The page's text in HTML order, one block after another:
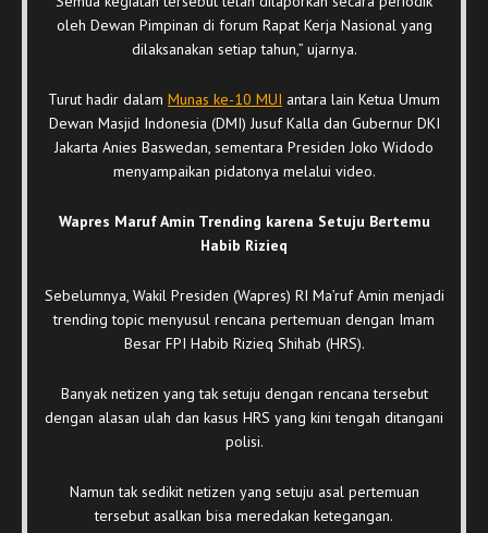
oleh Dewan Pimpinan di forum Rapat Kerja Nasional yang
dilaksanakan setiap tahun,” ujarnya.
Turut hadir dalam Munas ke-10 MUI antara lain Ketua Umum
Dewan Masjid Indonesia (DMI) Jusuf Kalla dan Gubernur DKI
Jakarta Anies Baswedan, sementara Presiden Joko Widodo
menyampaikan pidatonya melalui video.
Wapres Maruf Amin Trending karena Setuju Bertemu
Habib Rizieq
Sebelumnya, Wakil Presiden (Wapres) RI Ma’ruf Amin menjadi
trending topic menyusul rencana pertemuan dengan Imam
Besar FPI Habib Rizieq Shihab (HRS).
Banyak netizen yang tak setuju dengan rencana tersebut
dengan alasan ulah dan kasus HRS yang kini tengah ditangani
polisi.
Namun tak sedikit netizen yang setuju asal pertemuan
tersebut asalkan bisa meredakan ketegangan.